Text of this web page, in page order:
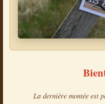
La dernière montée est